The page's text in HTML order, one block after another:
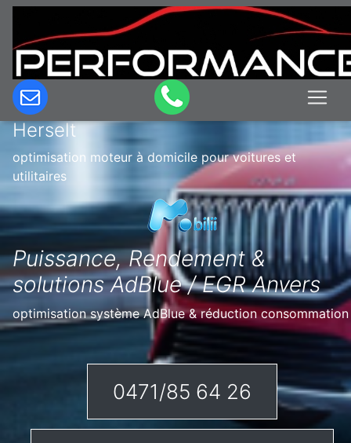
Optimisation & Reprogrammation
moteur à domicile en Belgique à
Herselt
optimisation moteur à domicile pour voitures et
utilitaires
Puissance, Rendement &
solutions AdBlue / EGR Anvers
optimisation système AdBlue & réduction consommation
0471/85 64 26